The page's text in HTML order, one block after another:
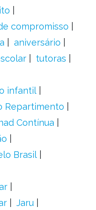
compromisso
aniversário
tutoras
infantil
Repartimento
Contínua
Brasil
Jaru